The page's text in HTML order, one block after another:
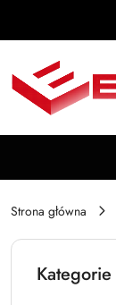
Strona główna
Kategorie